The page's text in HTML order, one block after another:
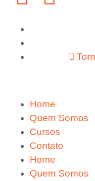
Home
Quem Somos
Cursos
Contato
Home
Quem Somos